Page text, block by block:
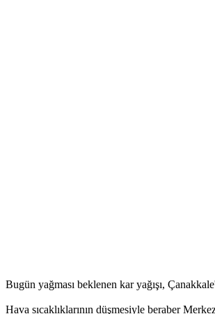
Bugün yağması beklenen kar yağışı,
Hava sıcaklıklarının düşmesiyle beraber